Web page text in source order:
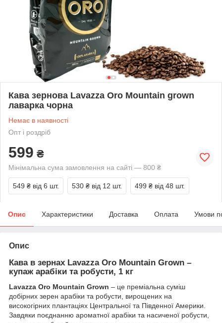
Кава зернова Lavazza Oro Mountain grown
лаварка чорна
Немає в наявності
Опт і роздріб
599 ₴
Мінімальна сума замовлення на сайті — 800 ₴
549 ₴ від 6 шт. 530 ₴ від 12 шт. 499 ₴ від 48 шт.
Опис Характеристики Доставка Оплата Умови
Опис
Кава в зернах Lavazza Oro Mountain Grown –
купаж арабіки та робусти, 1 кг
Lavazza Oro Mountain Grown – це преміальна суміш
добірних зерен арабіки та робусти, вирощених на
високогірних плантаціях Центральної та Південної Америки.
Завдяки поєднанню ароматної арабіки та насиченої робусти,